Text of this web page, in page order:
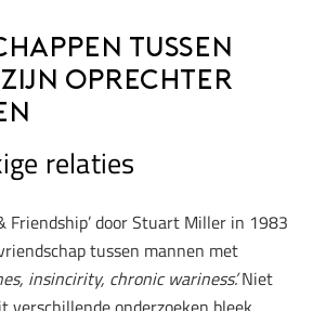
tussen
zijn oprechter
relaties
Friendship’ door Stuart Miller in 1983
tussen mannen met
insincirity, chronic wariness’.Niet